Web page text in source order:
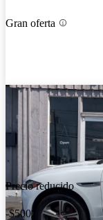
Gran oferta
Precio reducido
-$500